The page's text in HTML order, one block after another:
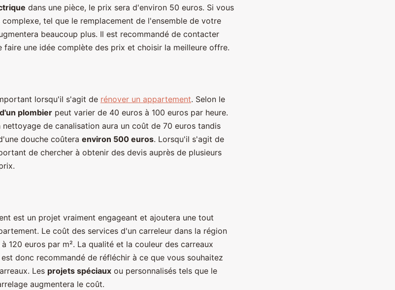
dans une pièce, le prix sera d'environ 50 euros. Si vous
tel que le remplacement de l'ensemble de votre
beaucoup plus. Il est recommandé de contacter
faire une idée complète des prix et choisir la meilleure offre.
lorsqu'il s'agit de rénover un appartement. Selon le
plombier peut varier de 40 euros à 100 euros par heure.
de canalisation aura un coût de 70 euros tandis
douche coûtera environ 500 euros. Lorsqu'il s'agit de
de chercher à obtenir des devis auprès de plusieurs
est un projet vraiment engageant et ajoutera une tout
Le coût des services d'un carreleur dans la région
120 euros par m². La qualité et la couleur des carreaux
est donc recommandé de réfléchir à ce que vous souhaitez
Les projets spéciaux ou personnalisés tels que le
augmentera le coût.